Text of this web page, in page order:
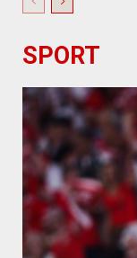
SPORT